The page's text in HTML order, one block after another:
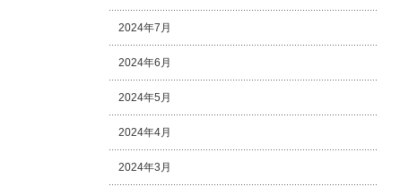
2024年7月
2024年6月
2024年5月
2024年4月
2024年3月